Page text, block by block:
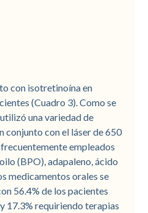
con isotretinoína en
(Cuadro 3). Como se
una variedad de
conjunto con el láser de 650
empleados
(BPO), adapaleno, ácido
medicamentos orales se
56.4% de los pacientes
17.3% requiriendo terapias